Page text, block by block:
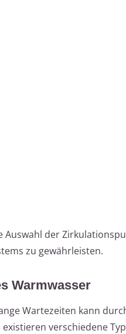
Auswahl der
zu gewährleisten.
Warmwasser
Wartezeiten kann
verschiedene